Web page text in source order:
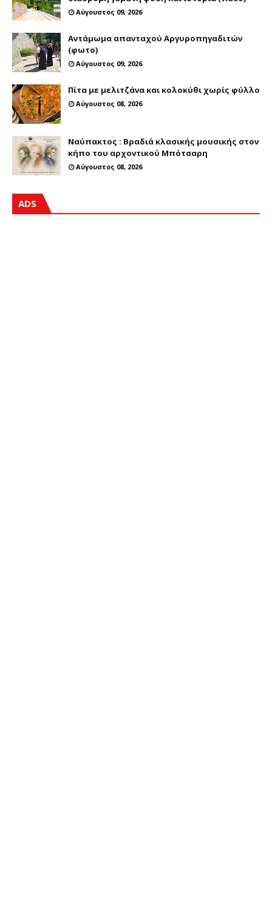
Αύγουστος 09, 2026
Αντάμωμα απανταχού Αργυροπηγαδιτών
(φωτο)
Αύγουστος 09, 2026
Πίτα με μελιτζάνα και κολοκύθι χωρίς φύλλο
Αύγουστος 08, 2026
Ναύπακτος : Βραδιά κλασικής μουσικής στον
κήπο του αρχοντικού Μπότσαρη
Αύγουστος 08, 2026
ADS